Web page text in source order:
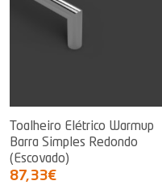
Toalheiro Elétrico Warmup
Barra Simples Redondo
(Escovado)
87,33€